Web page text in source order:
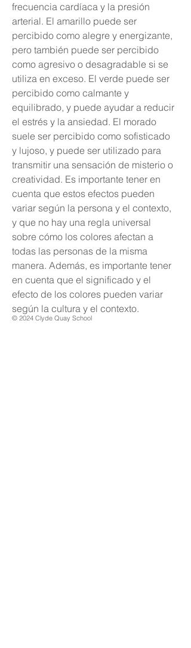
frecuencia cardíaca y la presión
arterial. El amarillo puede ser
percibido como alegre y energizante,
pero también puede ser percibido
como agresivo o desagradable si se
utiliza en exceso. El verde puede ser
percibido como calmante y
equilibrado, y puede ayudar a reducir
el estrés y la ansiedad. El morado
suele ser percibido como sofisticado
y lujoso, y puede ser utilizado para
transmitir una sensación de misterio o
creatividad. Es importante tener en
cuenta que estos efectos pueden
variar según la persona y el contexto,
y que no hay una regla universal
sobre cómo los colores afectan a
todas las personas de la misma
manera. Además, es importante tener
en cuenta que el significado y el
efecto de los colores pueden variar
según la cultura y el contexto.
© 2024 Clyde Quay School